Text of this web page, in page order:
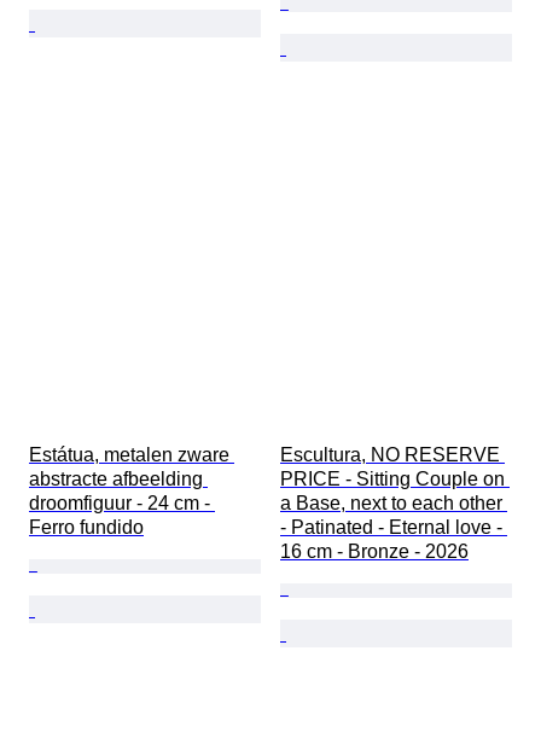
Estátua, metalen zware
abstracte afbeelding
droomfiguur - 24 cm -
Ferro fundido
Escultura, NO RESERVE
PRICE - Sitting Couple on
a Base, next to each other
- Patinated - Eternal love -
16 cm - Bronze - 2026